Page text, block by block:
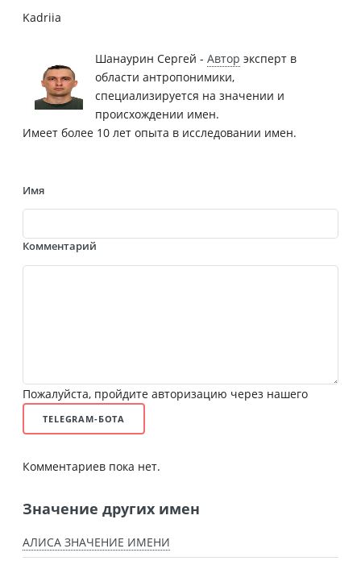
Kadriia
Шанаурин Сергей - Автор эксперт в
области антропонимики,
специализируется на значении и
происхождении имен.
Имеет более 10 лет опыта в исследовании имен.
Имя
Комментарий
Пожалуйста, пройдите авторизацию через нашего
TELEGRAM-БОТА
Комментариев пока нет.
Значение других имен
АЛИСА ЗНАЧЕНИЕ ИМЕНИ